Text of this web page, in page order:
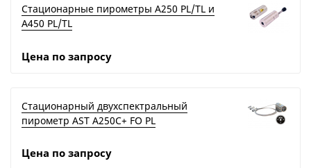
Стационарные пирометры A250 PL/TL и
A450 PL/TL
Цена по запросу
Стационарный двухспектральный
пирометр AST A250C+ FO PL
Цена по запросу